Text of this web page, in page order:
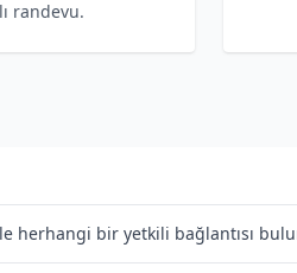
randevu.
herhangi bir yetkili bağlantısı